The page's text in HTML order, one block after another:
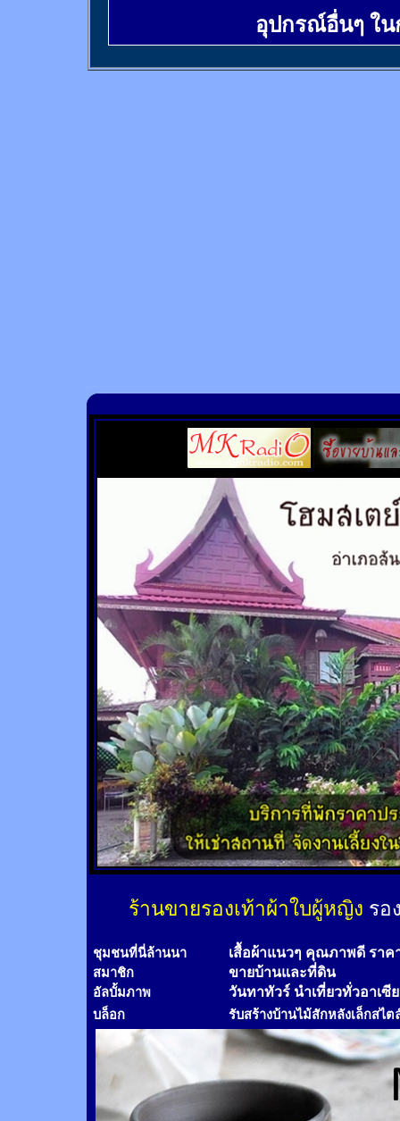
อุปกรณ์อื่นๆ ใ
ร้านขายรองเท้าผ้าใบผู้หญิง รอ
ชุมชนที่นี่ล้านนา เสื้อผ้าแนวๆ คุณภาพดี ราค
สมาชิก ขายบ้านและที่ดิน
อัลบั้มภาพ วันทาทัวร์ นำเที่ยวทั่วอาเซี
บล็อก รับสร้างบ้านไม้สักหลังเล็กสไต